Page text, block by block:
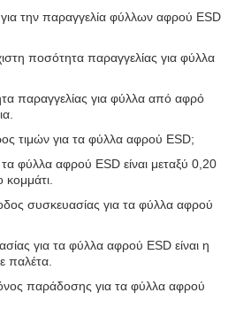
την παραγγελία φύλλων αφρού ESD
ποσότητα παραγγελίας για φύλλα
παραγγελίας για φύλλα από αφρό
τιμών για τα φύλλα αφρού ESD;
φύλλα αφρού ESD είναι μεταξύ 0,20
συσκευασίας για τα φύλλα αφρού
για τα φύλλα αφρού ESD είναι η
παλέτα.
παράδοσης για τα φύλλα αφρού